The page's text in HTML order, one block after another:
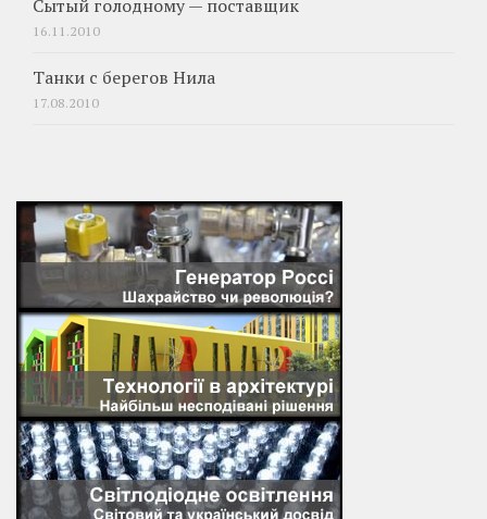
Сытый голодному — поставщик
16.11.2010
Танки с берегов Нила
17.08.2010